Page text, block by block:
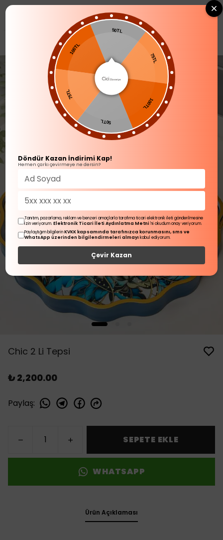
0
Chic 2 Li Tepsi
₺ 2,200.00
Paylaş:
SEPETE EKLE
WHATSAPP
Ürün Açıklaması
50TL
75TL
100TL
50TL
75TL
100TL
Döndür Kazan İndirimi Kap!
Hemen çarkı çevirmeye ne dersin?
Tanıtım, pazarlama, reklam ve benzeri amaçlarla tarafıma ticari elektronik ileti gönderilmesine
izin veriyorum.Elektronik Ticari İleti Aydınlatma Metni 'ni okudum onay veriyorum.
Paylaştığım bilgilerinKVKK kapsamında tarafınızca korunmasını, sms ve
WhatsApp üzerinden bilgilendirmeleri almayı kabul ediyorum.
Çevir Kazan